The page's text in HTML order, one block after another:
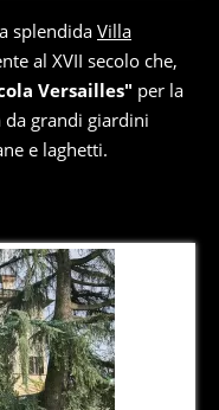
splendida Villa
al XVII secolo che,
Versailles" per la
da grandi giardini
e laghetti.